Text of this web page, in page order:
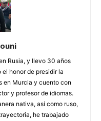
Rusia, y llevo 30 años
el honor de presidir la
en Murcia y cuento con
y profesor de idiomas.
nativa, así como ruso,
he trabajado